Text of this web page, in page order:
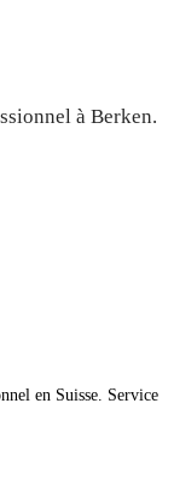
à Berken.
en Suisse. Service